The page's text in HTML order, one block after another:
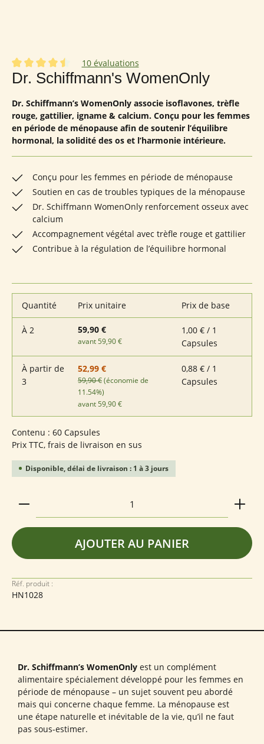
Note moyenne de 4.6 sur 5 étoiles
10 évaluations
Dr. Schiffmann's WomenOnly
Dr. Schiffmann’s WomenOnly associe isoflavones, trèfle
rouge, gattilier, igname & calcium. Conçu pour les femmes
en période de ménopause afin de soutenir l’équilibre
hormonal, la solidité des os et l’harmonie intérieure.
Conçu pour les femmes en période de ménopause
Soutien en cas de troubles typiques de la ménopause
Dr. Schiffmann WomenOnly renforcement osseux avec
calcium
Accompagnement végétal avec trèfle rouge et gattilier
Contribue à la régulation de l’équilibre hormonal
Quantité Prix unitaire Prix de base
À 2 59,90 €
avant 59,90 €
1,00 € / 1
Capsules
À partir de
3
52,99 €
59,90 €(économie de
11.54%)
avant 59,90 €
0,88 € / 1
Capsules
Contenu : 60 Capsules
Prix TTC, frais de livraison en sus
Disponible, délai de livraison : 1 à 3 jours
Quantité de produit : Entrez la quantité
AJOUTER AU PANIER
Réf. produit :
HN1028
Dr. Schiffmann’s WomenOnly est un complément
alimentaire spécialement développé pour les femmes en
période de ménopause – un sujet souvent peu abordé
mais qui concerne chaque femme. La ménopause est
une étape naturelle et inévitable de la vie, qu’il ne faut
pas sous-estimer.